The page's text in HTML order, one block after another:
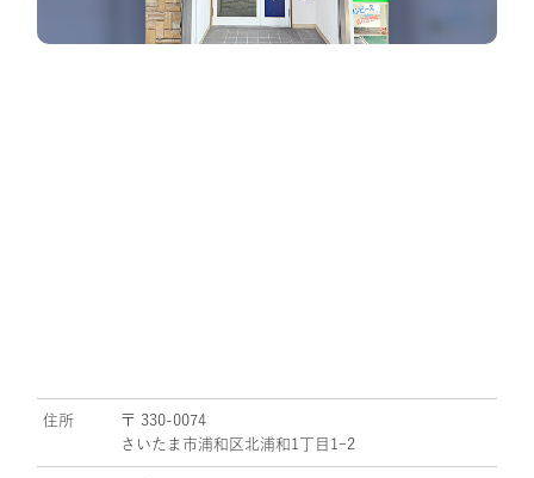
住所
〒 330-0074
さいたま市浦和区北浦和1丁目1ｰ2